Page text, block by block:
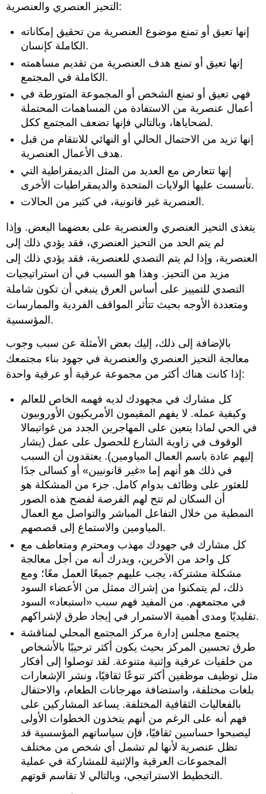
التحيز العنصري والعنصرية:
إنها تعيق أو تمنع موضوع العنصرية من تحقيق إمكاناته
الكاملة كإنسان.
إنها تعيق أو تمنع هدف العنصرية من تقديم مساهمته
الكاملة في المجتمع.
فهي تعيق أو تمنع الشخص أو المجموعة المتورطة في
أعمال عنصرية من الاستفادة من المساهمات المحتملة
لضحاياها، وبالتالي فإنها تضعف المجتمع ككل.
إنها تزيد من الاحتمال الحالي أو النهائي للانتقام من قبل
هدف الأعمال العنصرية.
إنها تتعارض مع العديد من المثل الديمقراطية التي
تأسست عليها الولايات المتحدة والديمقراطيات الأخرى.
العنصرية غير قانونية، في كثير من الحالات.
يتغذى التحيز العنصري والعنصرية على بعضهما البعض. وإذا
لم يتم الحد من التحيز العنصري، فقد يؤدي ذلك إلى
العنصرية، وإذا لم يتم التصدي للعنصرية، فقد يؤدي ذلك إلى
مزيد من التحيز. وهذا هو السبب في أن استراتيجيات
التصدي للتمييز على أساس العرق ينبغي أن تكون شاملة
ومتعددة الأوجه بحيث تتأثر المواقف الفردية والممارسات
المؤسسية.
بالإضافة إلى ذلك، إليك بعض الأمثلة عن سبب وجوب
معالجة التحيز العنصري والعنصرية في جهود بناء مجتمعك
إذا كانت هناك أكثر من مجموعة عرقية أو عرقية واحدة:
كل مشارك في مجهودك لديه فهمه الخاص للعالم
وكيفية عمله. لا يفهم المقيمون الأمريكيون الأوروبيون
في الحي لماذا يتعين على المهاجرين الجدد من غواتيمالا
الوقوف في زاوية الشارع للحصول على عمل (يشار
إليهم عادة باسم العمال المياومين). يعتقدون أن السبب
في ذلك هو أنهم إما «غير قانونيين» أو كسالى جدًا
للعثور على وظائف بدوام كامل. جزء من المشكلة هو
أن السكان لم تتح لهم الفرصة لفضح هذه الصور
النمطية من خلال التفاعل المباشر والتواصل مع العمال
المياومين والاستماع إلى قصصهم.
كل مشارك في جهودك مهذب ومحترم ومتعاطف مع
كل واحد من الآخرين، ويدرك أنه من أجل معالجة
مشكلة مشتركة، يجب عليهم جميعًا العمل معًا؛ ومع
ذلك، لم يتمكنوا من إشراك ممثل من الأعضاء السود
في مجتمعهم. من المفيد فهم سبب «استبعاد» السود
تقليديًا ومدى أهمية الاستمرار في إيجاد طرق لإشراكهم.
يجتمع مجلس إدارة مركز المجتمع المحلي لمناقشة
طرق تحسين المركز بحيث يكون أكثر ترحيبًا بالأشخاص
من خلفيات عرقية وإثنية متنوعة. لقد توصلوا إلى أفكار
مثل توظيف موظفين أكثر تنوعًا ثقافيًا، ونشر الإشعارات
بلغات مختلفة، واستضافة مهرجانات الطعام، والاحتفال
بالفعاليات الثقافية المختلفة. يساعد المشاركين على
فهم أنه على الرغم من أنهم يتخذون الخطوات الأولى
ليصبحوا حساسين ثقافيًا، فإن سياساتهم المؤسسية قد
تظل عنصرية لأنها لم تشمل أي شخص من مختلف
المجموعات العرقية والإثنية للمشاركة في عملية
التخطيط الاستراتيجي، وبالتالي لا تقاسم قوتهم.